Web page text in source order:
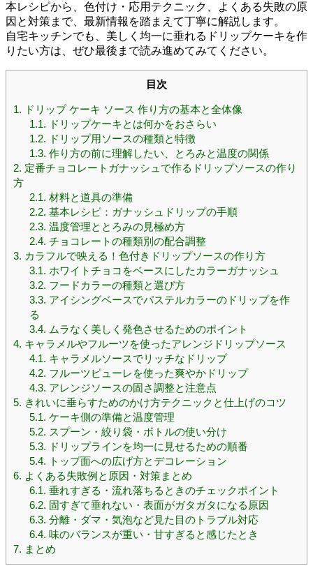
本レシピから、色付け・応用テクニック、よくある失敗の原
因と対策まで、最新情報を踏まえて丁寧に解説します。
自宅キッチンでも、美しく均一に垂れるドリップケーキを作
りたい方は、ぜひ最後まで読み進めてみてください。
目次
1. ドリップ ケーキ ソース 作り方の基本と全体像
1.1. ドリップケーキとは何かをおさらい
1.2. ドリップ用ソースの種類と特徴
1.3. 作り方の前に理解したい、とろみと温度の関係
2. 定番チョコレートガナッシュで作るドリップソースの作り
方
2.1. 材料と道具の準備
2.2. 基本レシピ：ガナッシュドリップの手順
2.3. 温度管理ととろみの見極め方
2.4. チョコレートの種類別の配合調整
3. カラフルで映える！色付きドリップソースの作り方
3.1. ホワイトチョコをベースにしたカラーガナッシュ
3.2. フードカラーの種類と選び方
3.3. アイシングベースでパステルカラーのドリップを作
る
3.4. ムラなく美しく発色させるためのポイント
4. キャラメルやフルーツを使ったアレンジドリップソース
4.1. キャラメルソースでリッチなドリップ
4.2. フルーツピューレを使った爽やかドリップ
4.3. アレンジソースの固さ調整と注意点
5. きれいに垂らすためのかけ方テクニックと仕上げのコツ
5.1. ケーキ側の準備と温度管理
5.2. スプーン・絞り袋・ボトルの使い分け
5.3. ドリップラインを均一に見せるための順番
5.4. トップ面への広げ方とデコレーション
6. よくある失敗例と原因・対策まとめ
6.1. 垂れすぎる・流れ落ちるときのチェックポイント
6.2. 固すぎて垂れない・表面がガタガタになる原因
6.3. 分離・ダマ・気泡など見た目のトラブル対応
6.4. 味のバランスが重い・甘すぎると感じたとき
7. まとめ